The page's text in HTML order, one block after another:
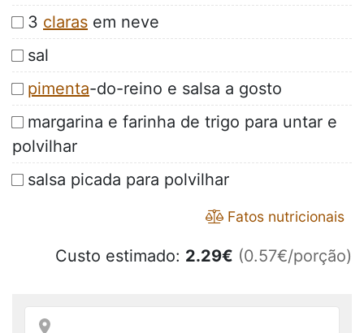
3 claras em neve
sal
pimenta-do-reino e salsa a gosto
margarina e farinha de trigo para untar e
polvilhar
salsa picada para polvilhar
Fatos nutricionais
Custo estimado: 2.29€ (0.57€/porção)